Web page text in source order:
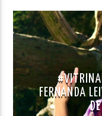
FERNANDA